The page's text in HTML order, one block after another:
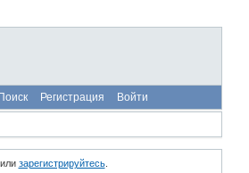
Поиск Регистрация Войти
зарегистрируйтесь.